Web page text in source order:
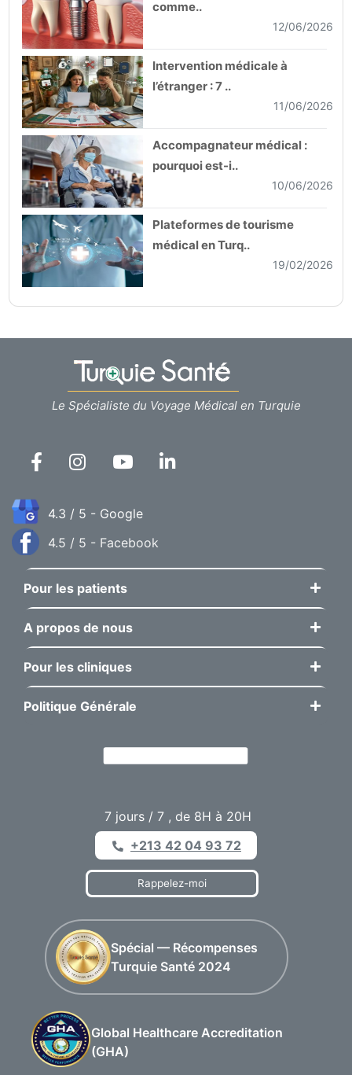
comme..
12/06/2026
Intervention médicale à
l’étranger : 7 ..
11/06/2026
Accompagnateur médical :
pourquoi est-i..
10/06/2026
Plateformes de tourisme
médical en Turq..
19/02/2026
Le Spécialiste du Voyage Médical en Turquie
4.3 / 5 - Google
4.5 / 5 - Facebook
Pour les patients
A propos de nous
Pour les cliniques
Politique Générale
7 jours / 7 , de 8H à 20H
+213 42 04 93 72
Rappelez-moi
Spécial — Récompenses
Turquie Santé 2024
Global Healthcare Accreditation
(GHA)